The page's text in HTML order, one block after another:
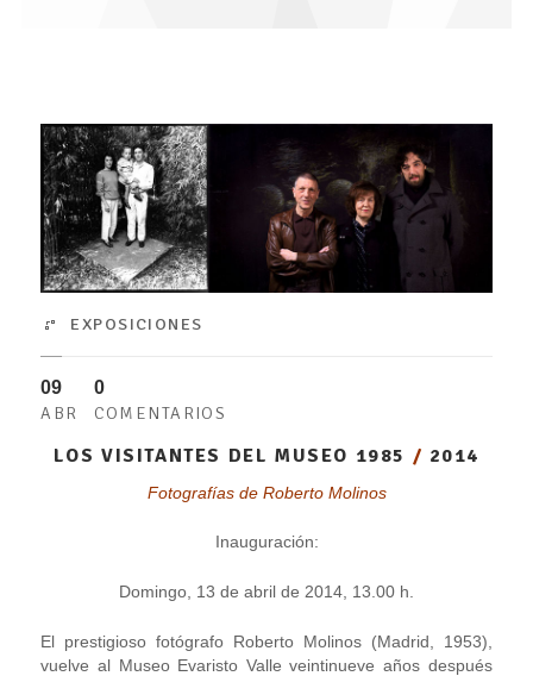
EXPOSICIONES
09
ABR
0
COMENTARIOS
LOS VISITANTES DEL MUSEO 1985 / 2014
Fotografías de Roberto Molinos
Inauguración:
Domingo, 13 de abril de 2014, 13.00 h.
El prestigioso fotógrafo Roberto Molinos (Madrid, 1953),
vuelve al Museo Evaristo Valle veintinueve años después